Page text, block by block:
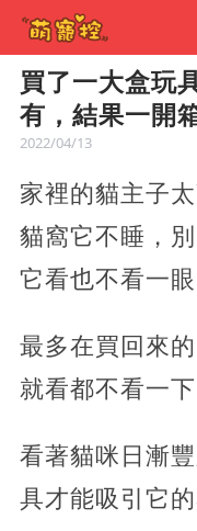
買了一大盒玩
有，結果一開
2022/04/13
家裡的貓主子
貓窩它不睡，
它看也不看一眼
最多在買回來
就看都不看一
看著貓咪日漸
具才能吸引它